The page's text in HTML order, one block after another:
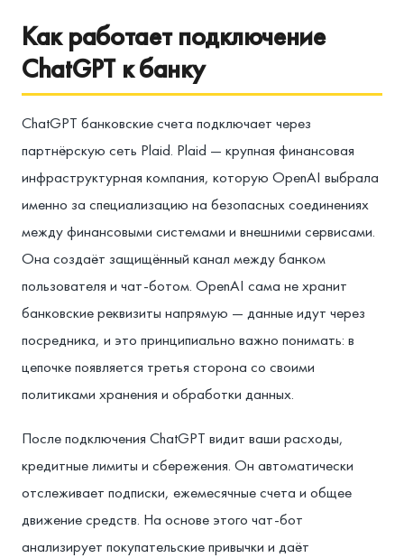
Как работает подключение
ChatGPT к банку
ChatGPT банковские счета подключает через
партнёрскую сеть Plaid. Plaid — крупная финансовая
инфраструктурная компания, которую OpenAI выбрала
именно за специализацию на безопасных соединениях
между финансовыми системами и внешними сервисами.
Она создаёт защищённый канал между банком
пользователя и чат-ботом. OpenAI сама не хранит
банковские реквизиты напрямую — данные идут через
посредника, и это принципиально важно понимать: в
цепочке появляется третья сторона со своими
политиками хранения и обработки данных.
После подключения ChatGPT видит ваши расходы,
кредитные лимиты и сбережения. Он автоматически
отслеживает подписки, ежемесячные счета и общее
движение средств. На основе этого чат-бот
анализирует покупательские привычки и даёт